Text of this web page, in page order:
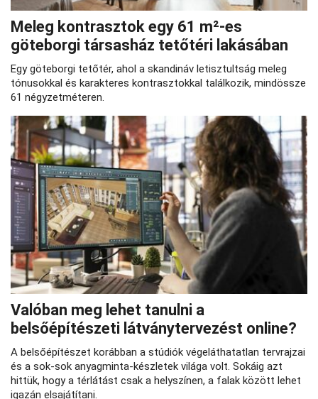
Meleg kontrasztok egy 61 m²-es
göteborgi társasház tetőtéri lakásában
Egy göteborgi tetőtér, ahol a skandináv letisztultság meleg
tónusokkal és karakteres kontrasztokkal találkozik, mindössze
61 négyzetméteren.
Valóban meg lehet tanulni a
belsőépítészeti látványtervezést online?
A belsőépítészet korábban a stúdiók végeláthatatlan tervrajzai
és a sok-sok anyagminta-készletek világa volt. Sokáig azt
hittük, hogy a térlátást csak a helyszínen, a falak között lehet
igazán elsajátítani.